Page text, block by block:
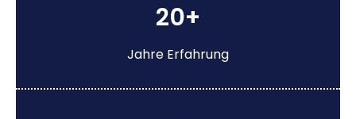
20+
Jahre Erfahrung